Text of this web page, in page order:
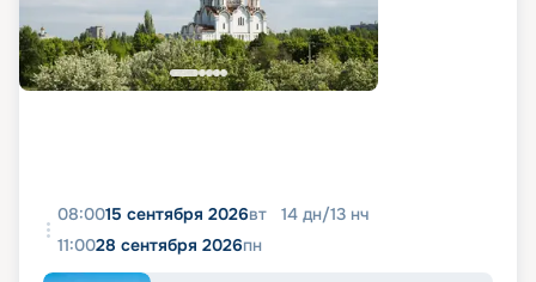
08:0015 сентября 2026вт 14 дн/13 нч
11:0028 сентября 2026пн